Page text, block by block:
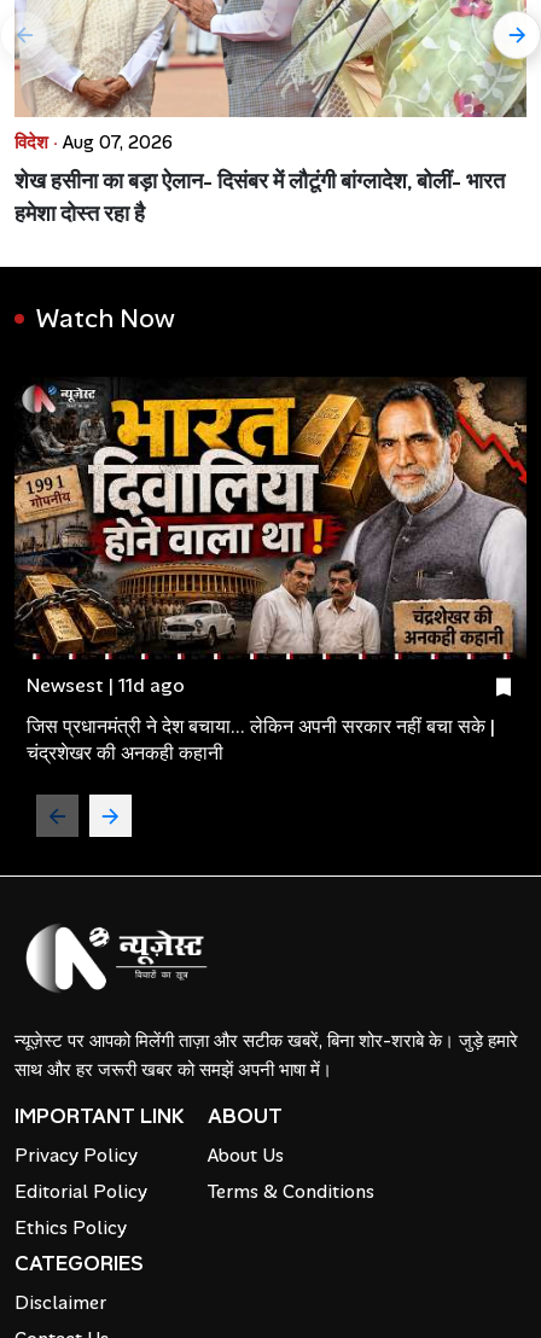
विदेश · Aug 07, 2026
शेख हसीना का बड़ा ऐलान- दिसंबर में लौटूंगी बांग्लादेश, बोलीं- भारत
हमेशा दोस्त रहा है
Watch Now
Newsest | 11d ago
जिस प्रधानमंत्री ने देश बचाया... लेकिन अपनी सरकार नहीं बचा सके |
चंद्रशेखर की अनकही कहानी
न्यूज़ेस्ट पर आपको मिलेंगी ताज़ा और सटीक खबरें, बिना शोर-शराबे के। जुड़े हमारे
साथ और हर जरूरी खबर को समझें अपनी भाषा में।
IMPORTANT LINK
Privacy Policy
Editorial Policy
Ethics Policy
ABOUT
About Us
Terms & Conditions
CATEGORIES
Disclaimer